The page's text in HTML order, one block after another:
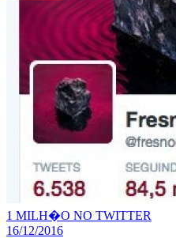
1 MILH�O NO TWITTER
16/12/2016